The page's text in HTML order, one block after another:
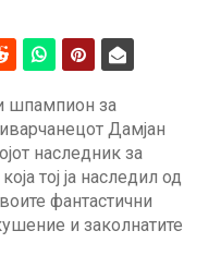
шпампион за
Дамјан
наследник за
тој ја наследил од
фантастични
и заколнатите